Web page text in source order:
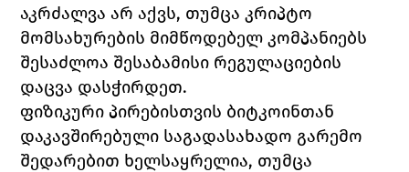
აკრძალვა არ აქვს, თუმცა კრიპტო
მომსახურების მიმწოდებელ კომპანიებს
შესაძლოა შესაბამისი რეგულაციების
დაცვა დასჭირდეთ.
ფიზიკური პირებისთვის ბიტკოინთან
დაკავშირებული საგადასახადო გარემო
შედარებით ხელსაყრელია, თუმცა